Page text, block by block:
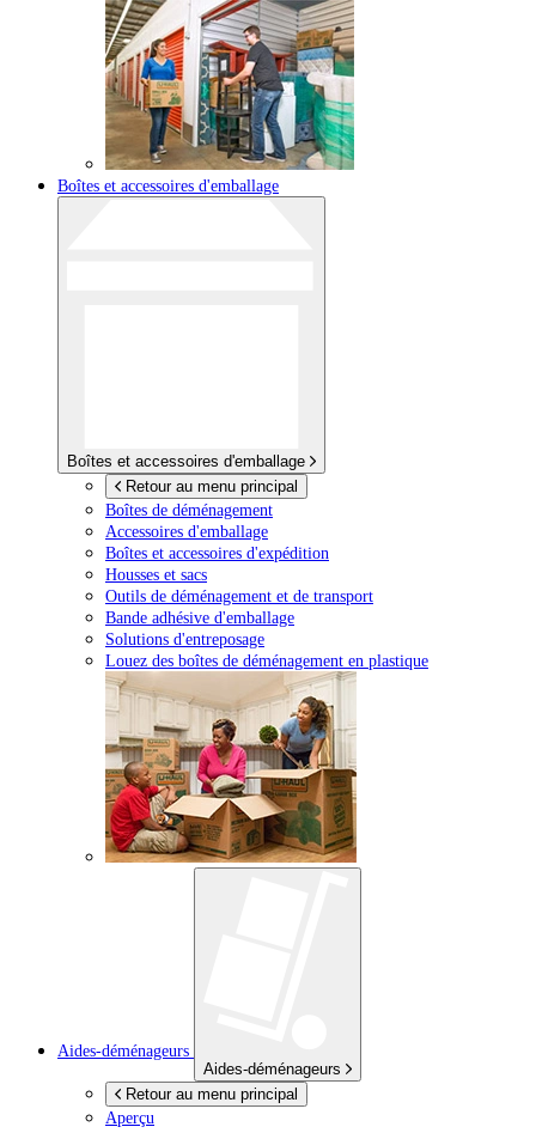
Boîtes et accessoires d'emballage
Boîtes et accessoires d'emballage
Retour au menu principal
Boîtes de déménagement
Accessoires d'emballage
Boîtes et accessoires d'expédition
Housses et sacs
Outils de déménagement et de transport
Bande adhésive d'emballage
Solutions d'entreposage
Louez des boîtes de déménagement en plastique
Aides-déménageurs
Aides-déménageurs
Retour au menu principal
Aperçu